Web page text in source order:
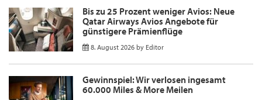
Bis zu 25 Prozent weniger Avios: Neue
Qatar Airways Avios Angebote für
günstigere Prämienflüge
8. August 2026 by Editor
Gewinnspiel: Wir verlosen ingesamt
60.000 Miles & More Meilen